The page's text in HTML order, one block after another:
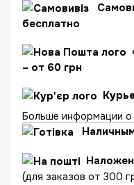
C
бесплатно
– от 60 грн
Больше информации о
(для заказов от 300